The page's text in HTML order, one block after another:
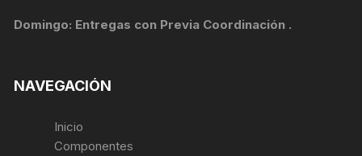
Domingo: Entregas con Previa Coordinación .
NAVEGACIÓN
Inicio
Componentes